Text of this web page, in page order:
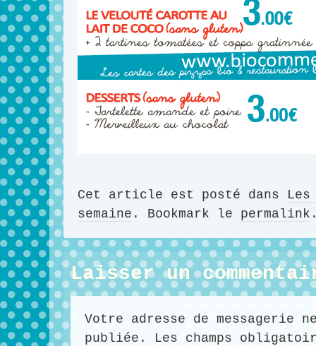
Cet article est posté dans
semaine . Bookmark le permalink
Laisser un
Votre adresse de messagerie
publiée. Les champs